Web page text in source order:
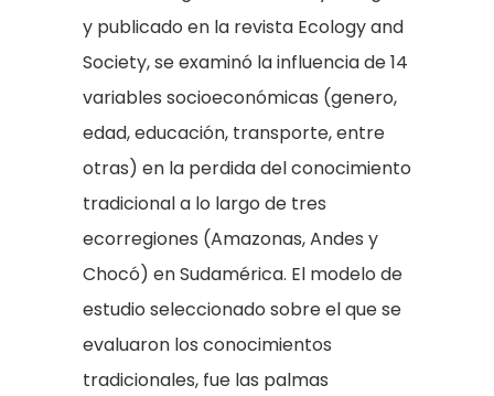
y publicado en la revista Ecology and
Society, se examinó la influencia de 14
variables socioeconómicas (genero,
edad, educación, transporte, entre
otras) en la perdida del conocimiento
tradicional a lo largo de tres
ecorregiones (Amazonas, Andes y
Chocó) en Sudamérica. El modelo de
estudio seleccionado sobre el que se
evaluaron los conocimientos
tradicionales, fue las palmas